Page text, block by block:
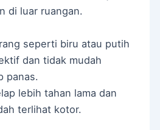
di luar ruangan.
seperti biru atau putih
dan tidak mudah
panas.
lebih tahan lama dan
terlihat kotor.